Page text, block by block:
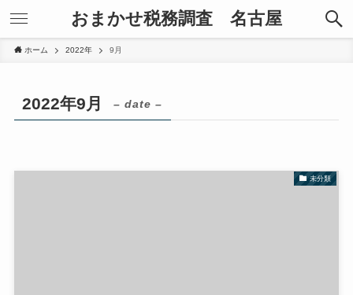
おまかせ税務調査 名古屋
ホーム 2022年 9月
2022年9月 – date –
未分類